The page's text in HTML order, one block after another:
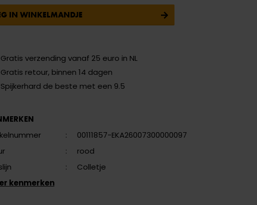
IN WINKELMANDJE
Gratis verzending vanaf 25 euro in NL
Gratis retour, binnen 14 dagen
Spijkerhard de beste met een 9.5
:
00111857-EKA26007300000097
:
rood
:
Colletje
kenmerken